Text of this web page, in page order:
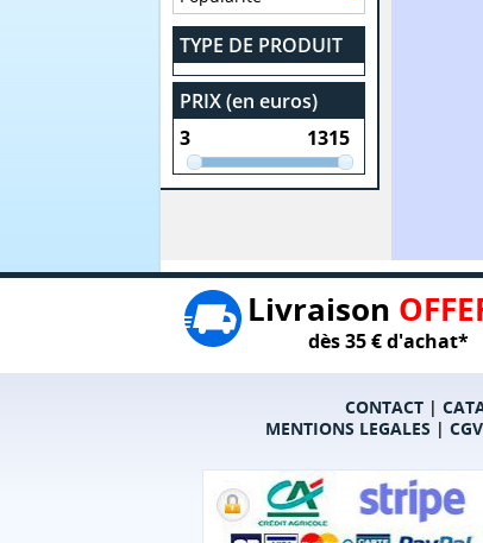
TYPE DE PRODUIT
PRIX (en euros)
Livraison
dès 35 € d'achat*
CONTACT|
MENTIONS LEGALES | CGV